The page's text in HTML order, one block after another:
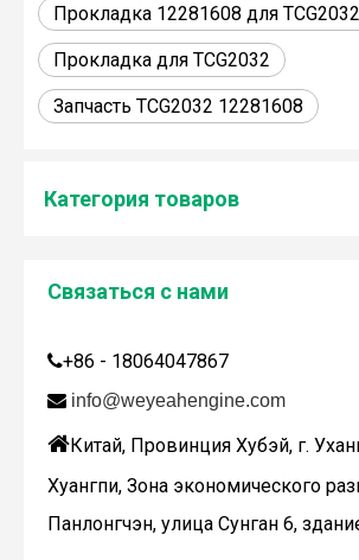
Прокладка 12281608 для TCG2032
Прокладка для TCG2032
Запчасть TCG2032 12281608
Категория товаров
Связаться с нами
+86 - 18064047867
 info@weyeahengine.com
Китай, Провинция Хубэй, г.
Хуангпи, Зона экономического
Панлонгчэн, улица Сунган 6,
WY200673